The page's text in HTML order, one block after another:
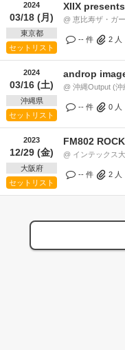
2024
03/18 (月)
東京都
セットリスト
XIIX
@ 恵比寿ザ・ガ
-- 件 2 人
2024
03/16 (土)
沖縄県
セットリスト
androp
@ 沖縄Output (
-- 件 0 人
2023
12/29 (金)
大阪府
セットリスト
FM802
@ インテックス
-- 件 2 人